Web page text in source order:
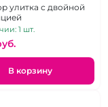
улитка с двойной
1 шт.
В корзину